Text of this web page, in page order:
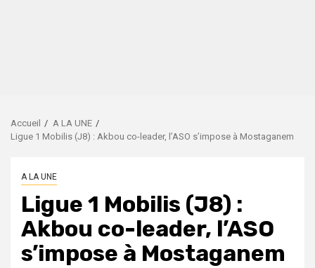
Accueil
A LA UNE
Ligue 1 Mobilis (J8) : Akbou co-leader, l’ASO s’impose à Mostaganem
A LA UNE
Ligue 1 Mobilis (J8) :
Akbou co-leader, l’ASO
s’impose à Mostaganem